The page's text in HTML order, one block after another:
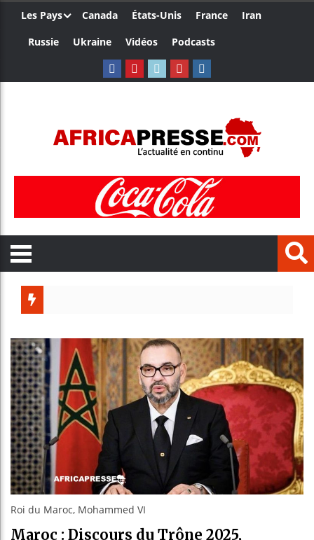
Les Pays Canada États-Unis France
Iran
Russie
Ukraine Vidéos Podcasts
Guinée :
Réforme
Bénin :
Roi du Maroc, Mohammed VI
Maroc : Discours du Trône 2025,